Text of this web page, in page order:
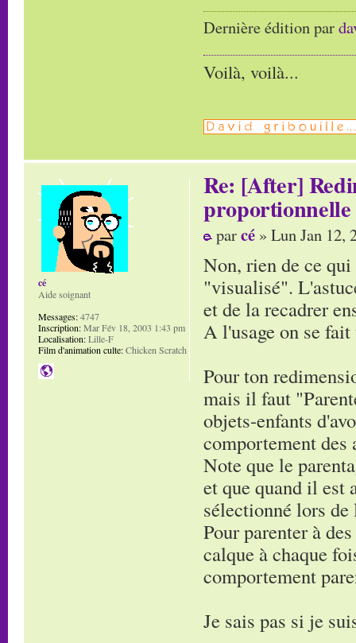
Dernière édition par
Voilà, voilà...
Re: [After]
proportionnelle
parcé » Lun Jan 12,
Non, rien de ce qui
"visualisé".
et de la recadrer
A l'usage on se
Pour ton
mais il faut
objets-enfants
comportement des
Note que le
et que quand il est
sélectionné lors
Pour parenter à
calque à chaque
comportement
Je sais pas si je
cé
Aide soignant
Messages:4747
Inscription:Mar Fév 18, 2003 1:43 pm
Localisation:Lille-F
Film d'animation culte:Chicken Scratch